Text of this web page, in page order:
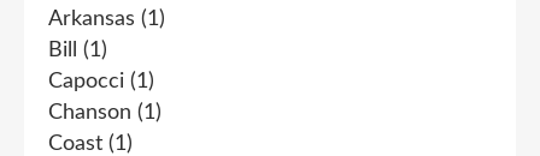
Arkansas (1)
Bill
(1)
Capocci (1)
Chanson (1)
Coast (1)